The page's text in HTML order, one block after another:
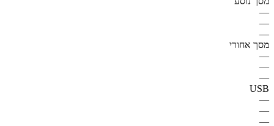
—
—
—
מסך אחורי
—
—
—
USB
—
—
—